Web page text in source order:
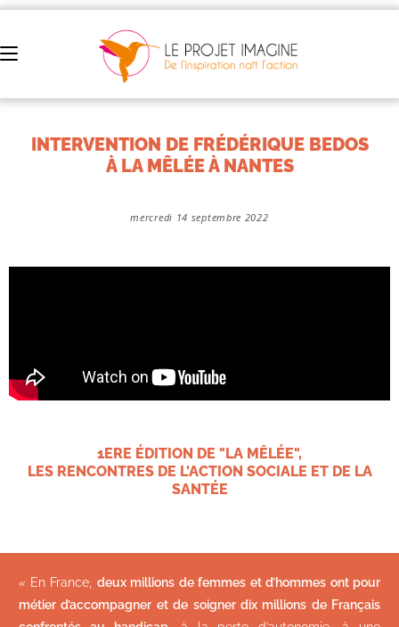
INTERVENTION DE FRÉDÉRIQUE BEDOS
À LA MÊLÉE À NANTES
mercredi 14 septembre 2022
1ERE ÉDITION DE "LA MÊLÉE",
LES RENCONTRES DE L'ACTION SOCIALE ET DE LA
SANTÉE
« En France, deux millions de femmes et d’hommes ont pour
métier d’accompagner et de soigner dix millions de Français